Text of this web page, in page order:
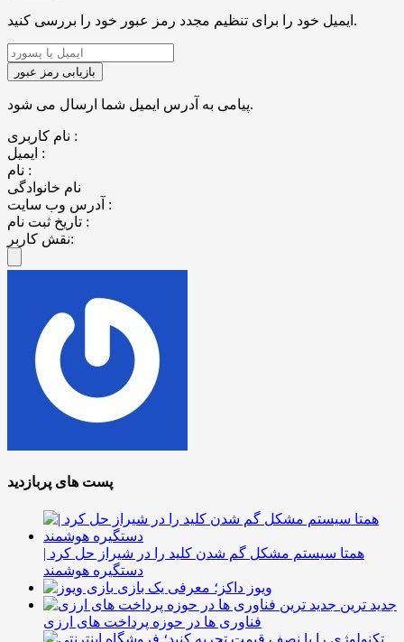
ایمیل خود را برای تنظیم مجدد رمز عبور خود را بررسی کنید.
پیامی به آدرس ایمیل شما ارسال می شود.
نام کاربری :
ایمیل :
نام :
نام خانوادگی
آدرس وب سایت :
تاریخ ثبت نام :
نقش کاربر:
پست های پربازدید
همتا سیستم مشکل گم شدن کلید را در شیراز حل کرد |
دستگیره هوشمند
ویوز داکز؛ معرفی یک بازی
جدید ترین
فناوری ها در حوزه پرداخت های ارزی